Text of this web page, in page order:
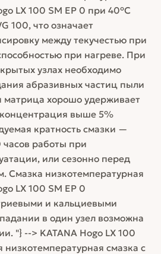
LX 100 SM EP 0 при 40°C
100, что означает
между текучестью при
при нагреве. При
узлах необходимо
абразивных частиц пыли
матрица хорошо удерживает
выше 5%
кратность смазки —
работы при
или сезонно перед
Смазка низкотемпературная
LX 100 SM EP 0
и кальциевыми
в один узел возможна
"} --> KATANA Hogo LX 100
низкотемпературная смазка с